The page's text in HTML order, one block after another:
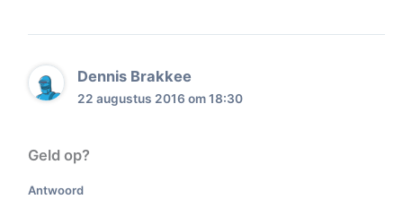
Dennis Brakkee
22 augustus 2016 om 18:30
Geld op?
Antwoord